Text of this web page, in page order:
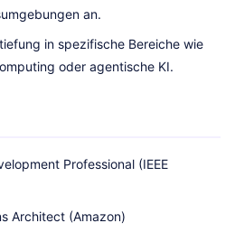
an.
in spezifische Bereiche wie
oder agentische KI.
Professional (IEEE
Architect (Amazon)